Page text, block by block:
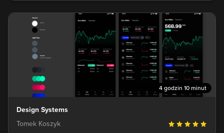
4 godzin 10 minut
Design Systems
Tomek Koszyk